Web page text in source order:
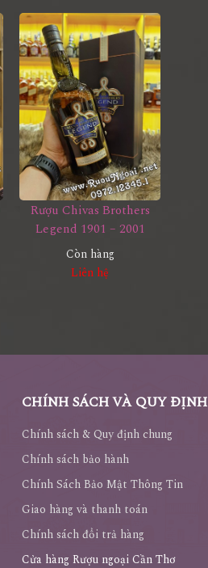
Rượu Chivas Brothers
Legend 1901 – 2001
Còn hàng
Liên hệ
CHÍNH SÁCH VÀ QUY ĐỊNH
Chính sách & Quy định chung
Chính sách bảo hành
Chính Sách Bảo Mật Thông Tin
Giao hàng và thanh toán
Chính sách đổi trả hàng
Cửa hàng Rượu ngoại Cần Thơ